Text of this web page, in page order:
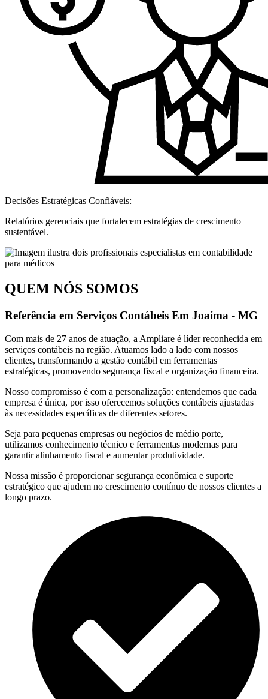
Decisões Estratégicas Confiáveis:
Relatórios gerenciais que fortalecem estratégias de crescimento
sustentável.
QUEM NÓS SOMOS
Referência em Serviços Contábeis Em Joaíma - MG
Com mais de 27 anos de atuação, a Ampliare é líder reconhecida em
serviços contábeis na região. Atuamos lado a lado com nossos
clientes, transformando a gestão contábil em ferramentas
estratégicas, promovendo segurança fiscal e organização financeira.
Nosso compromisso é com a personalização: entendemos que cada
empresa é única, por isso oferecemos soluções contábeis ajustadas
às necessidades específicas de diferentes setores.
Seja para pequenas empresas ou negócios de médio porte,
utilizamos conhecimento técnico e ferramentas modernas para
garantir alinhamento fiscal e aumentar produtividade.
Nossa missão é proporcionar segurança econômica e suporte
estratégico que ajudem no crescimento contínuo de nossos clientes a
longo prazo.